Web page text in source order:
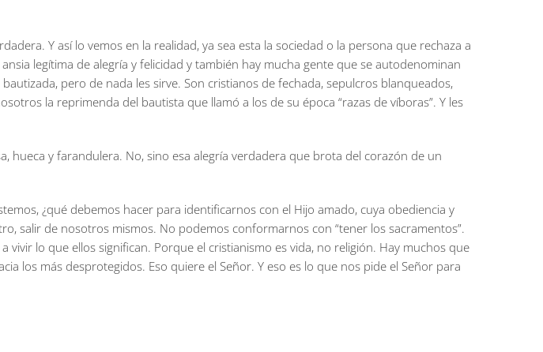
Y así lo vemos en la realidad, ya sea esta la sociedad o la persona que rechaza a
legítima de alegría y felicidad y también hay mucha gente que se autodenominan
pero de nada les sirve. Son cristianos de fechada, sepulcros blanqueados,
la reprimenda del bautista que llamó a los de su época “razas de víboras”. Y les
hueca y farandulera. No, sino esa alegría verdadera que brota del corazón de un
¿qué debemos hacer para identificarnos con el Hijo amado, cuya obediencia y
salir de nosotros mismos. No podemos conformarnos con “tener los sacramentos”.
lo que ellos significan. Porque el cristianismo es vida, no religión. Hay muchos que
los más desprotegidos. Eso quiere el Señor. Y eso es lo que nos pide el Señor para